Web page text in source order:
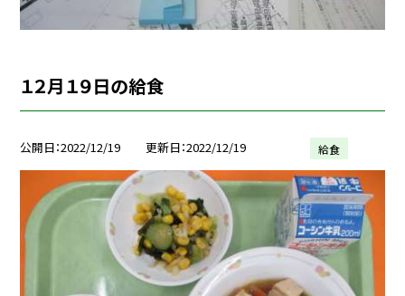
１２月１９日の給食
公開日 2022/12/19 更新日 2022/12/19 給食